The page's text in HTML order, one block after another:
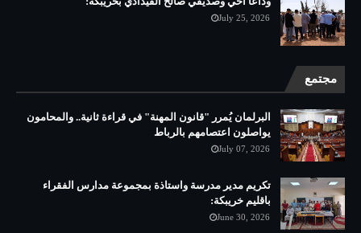
July 25, 2026
مجتمع
البرلمان يُمرر "قانون المهنة" في قراءة ثانية.. والمحامون
يواصلون اعتصامهم بالرباط
July 07, 2026
تكريم مدير مدرسة واستاذة بمجموعة مدارس الفقراء
باقليم خريبكة:
June 30, 2026